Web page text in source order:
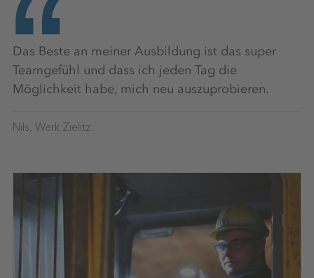
Das Beste an meiner Ausbildung ist das super
Teamgefühl und dass ich jeden Tag die
Möglichkeit habe, mich neu auszuprobieren.
Nils, Werk Zielitz